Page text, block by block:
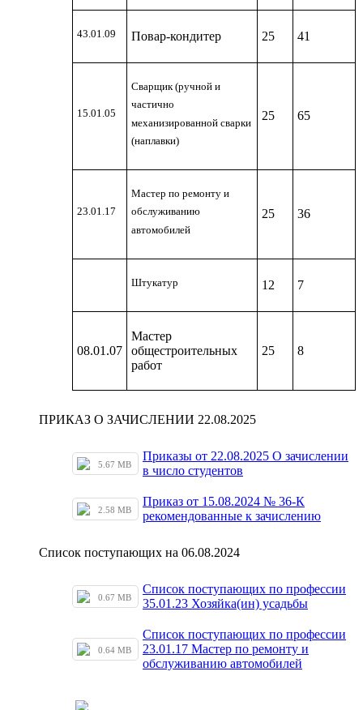
43.01.09 Повар-кондитер 25 41
15.01.05
Сварщик (ручной и
частично
механизированной сварки
(наплавки)
25 65
23.01.17
Мастер по ремонту и
обслуживанию
автомобилей
25 36
Штукатур 12 7
08.01.07
Мастер
общестроительных
работ
25 8
ПРИКАЗ О ЗАЧИСЛЕНИИ 22.08.2025
5.67 MB
Приказы от 22.08.2025 О зачислении
в число студентов
2.58 MB
Приказ от 15.08.2024 № 36-К
рекомендованные к зачислению
Список поступающих на 06.08.2024
0.67 MB
Список поступающих по профессии
35.01.23 Хозяйка(ин) усадьбы
0.64 MB
Список поступающих по профессии
23.01.17 Мастер по ремонту и
обслуживанию автомобилей